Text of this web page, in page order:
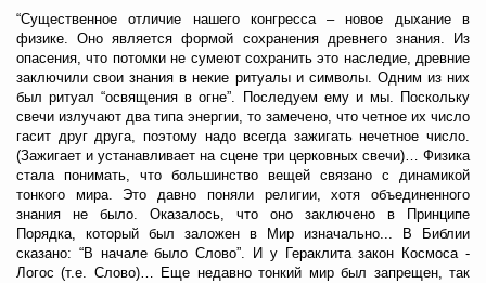
“Существенное отличие нашего конгресса – новое дыхание в
физике. Оно является формой сохранения древнего знания. Из
опасения, что потомки не сумеют сохранить это наследие, древние
заключили свои знания в некие ритуалы и символы. Одним из них
был ритуал “освящения в огне”. Последуем ему и мы. Поскольку
свечи излучают два типа энергии, то замечено, что четное их число
гасит друг друга, поэтому надо всегда зажигать нечетное число.
(Зажигает и устанавливает на сцене три церковных свечи)… Физика
стала понимать, что большинство вещей связано с динамикой
тонкого мира. Это давно поняли религии, хотя объединенного
знания не было. Оказалось, что оно заключено в Принципе
Порядка, который был заложен в Мир изначально... В Библии
сказано: “В начале было Слово”. И у Гераклита закон Космоса -
Логос (т.е. Слово)… Еще недавно тонкий мир был запрещен, так